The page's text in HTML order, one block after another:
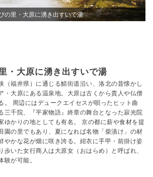
の里・大原に湧き出すいで湯
・大原に湧き出すいで湯
（福井県）に通じる鯖街道沿い、洛北の昔懐かし
・大原にある温泉地。大原は古くから貴人や仏僧
。 周辺にはデュークエイセスが唄ったヒット曲
三千院、『平家物語』終章の舞台となった寂光院
ゆかりの地としても有名。 京の都に薪や食材を提
園の里でもあり、夏になれば名物「柴漬け」の材
やかな花が畑に咲き誇る。紺衣に手甲・前掛け姿
歩いた女行商人は大原女（おはらめ）と呼ばれ、
が可能。